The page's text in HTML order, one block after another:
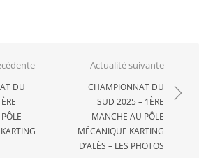
DU
Actualité suivante
CHAMPIONNAT DU
SUD 2025 – 1ÈRE
MANCHE AU PÔLE
MÉCANIQUE KARTING
D’ALÈS – LES PHOTOS